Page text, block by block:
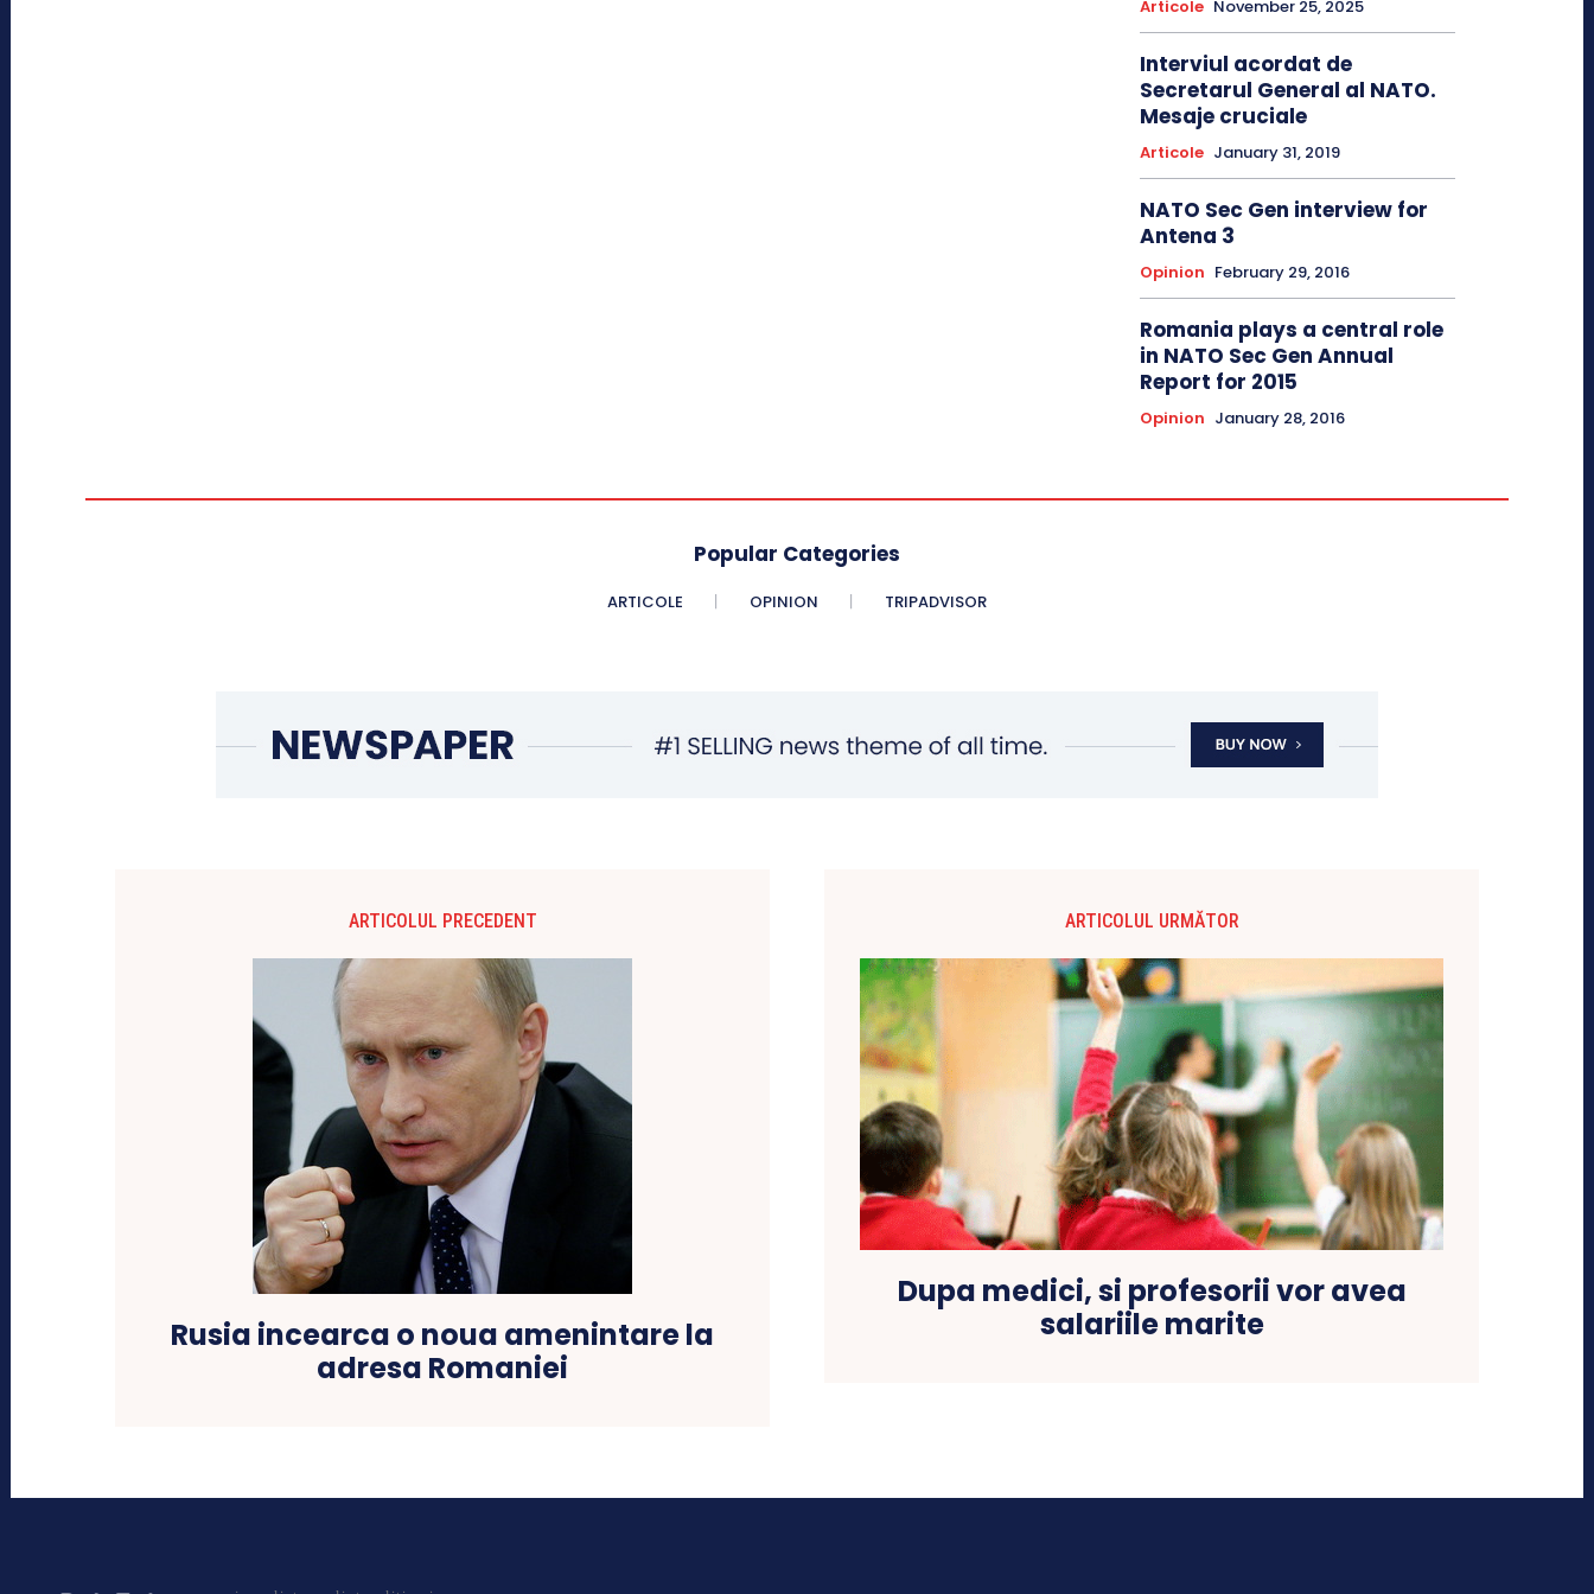
Articole November 25, 2025
Interviul acordat de
Secretarul General al NATO.
Mesaje cruciale
Articole January 31, 2019
NATO Sec Gen interview for
Antena 3
Opinion February 29, 2016
Romania plays a central role
in NATO Sec Gen Annual
Report for 2015
Opinion January 28, 2016
Popular Categories
ARTICOLE OPINION TRIPADVISOR
ARTICOLUL PRECEDENT
Rusia incearca o noua amenintare la
adresa Romaniei
ARTICOLUL URMĂTOR
Dupa medici, si profesorii vor avea
salariile marite